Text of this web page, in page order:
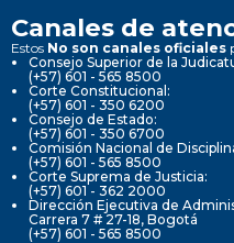
Canales de
Estos No son canales oficiales
Consejo Superior de la
(+57) 601 - 565 8500
Corte Constitucional:
(+57) 601 - 350 6200
Consejo de Estado:
(+57) 601 - 350 6700
Comisión Nacional de
(+57) 601 - 565 8500
Corte Suprema de Justicia:
(+57) 601 - 362 2000
Dirección Ejecutiva de
Carrera 7 # 27-18, Bogotá
(+57) 601 - 565 8500